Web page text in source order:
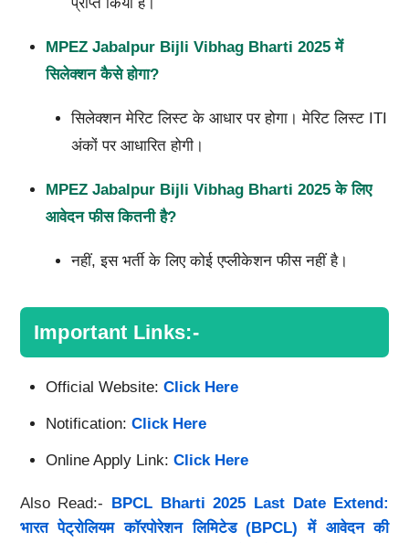
MPEZ Jabalpur Bijli Vibhag Bharti 2025 में
सिलेक्शन कैसे होगा?
सिलेक्शन मेरिट लिस्ट के आधार पर होगा। मेरिट लिस्ट ITI
अंकों पर आधारित होगी।
MPEZ Jabalpur Bijli Vibhag Bharti 2025 के लिए
आवेदन फीस कितनी है?
नहीं, इस भर्ती के लिए कोई एप्लीकेशन फीस नहीं है।
Important Links:-
Official Website: Click Here
Notification: Click Here
Online Apply Link: Click Here
Also Read:- BPCL Bharti 2025 Last Date Extend:
भारत पेट्रोलियम कॉरपोरेशन लिमिटेड (BPCL) में आवेदन की